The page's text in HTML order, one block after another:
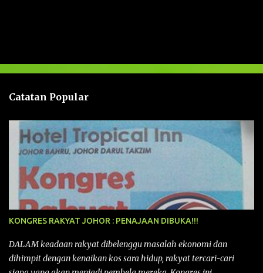
a
n
Catatan Popular
KONGRES RAKYAT JOHOR : PENAJAAN DIBUKA!!!
DALAM keadaan rakyat dibelenggu masalah ekonomi dan
dihimpit dengan kenaikan kos sara hidup, rakyat tercari-cari